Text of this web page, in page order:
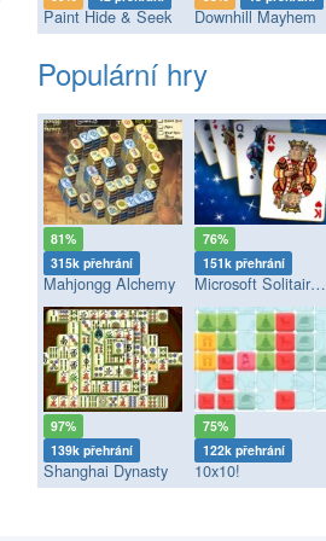
Paint Hide & Seek Downhill Mayhem
Populární hry
81%
315k přehrání
Mahjongg Alchemy
76%
151k přehrání
Microsoft Solitaire Collection
97%
139k přehrání
Shanghai Dynasty
75%
122k přehrání
10x10!